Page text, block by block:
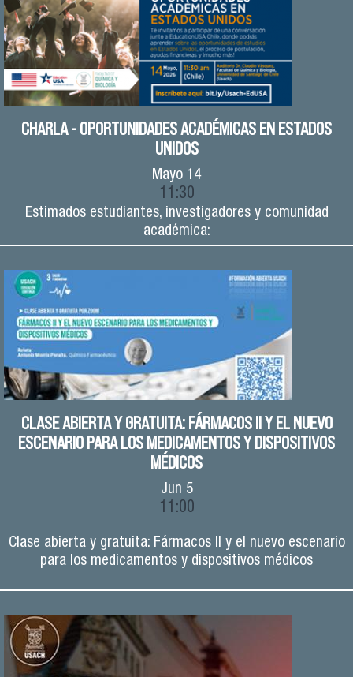
CHARLA - OPORTUNIDADES ACADÉMICAS EN ESTADOS
UNIDOS
Mayo 14
11:30
Estimados estudiantes, investigadores y comunidad
académica:
CLASE ABIERTA Y GRATUITA: FÁRMACOS II Y EL NUEVO
ESCENARIO PARA LOS MEDICAMENTOS Y DISPOSITIVOS
MÉDICOS
Jun 5
11:00
Clase abierta y gratuita: Fármacos II y el nuevo escenario
para los medicamentos y dispositivos médicos